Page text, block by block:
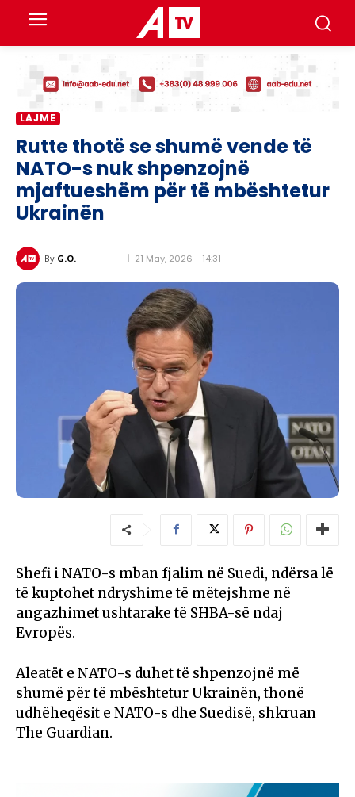
LAJME
Rutte thotë se shumë vende të
NATO-s nuk shpenzojnë
mjaftueshëm për të mbështetur
Ukrainën
By G.O. 21 May, 2026 - 14:31
Shefi i NATO-s mban fjalim në Suedi, ndërsa lë
të kuptohet ndryshime të mëtejshme në
angazhimet ushtarake të SHBA-së ndaj
Evropës.
Aleatët e NATO-s duhet të shpenzojnë më
shumë për të mbështetur Ukrainën, thonë
udhëheqësit e NATO-s dhe Suedisë, shkruan
The Guardian.